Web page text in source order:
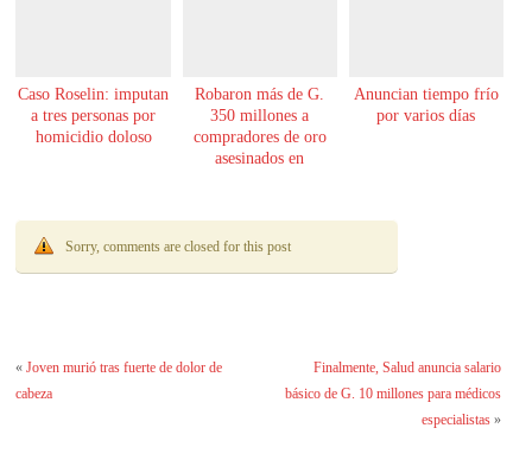
Caso Roselin: imputan
a tres personas por
homicidio doloso
Robaron más de G.
350 millones a
compradores de oro
asesinados en
Anuncian tiempo frío
por varios días
Sorry, comments are closed for this post
«Joven murió tras fuerte de dolor de
cabeza
Finalmente, Salud anuncia salario
básico de G. 10 millones para médicos
especialistas»